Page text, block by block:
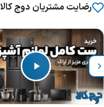
رضایت مشتریان دوج کالا